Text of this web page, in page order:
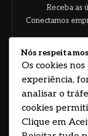
Receba as
Conectamos
Nós
Os cookies
experiência,
analisar o
cookies
Clique em